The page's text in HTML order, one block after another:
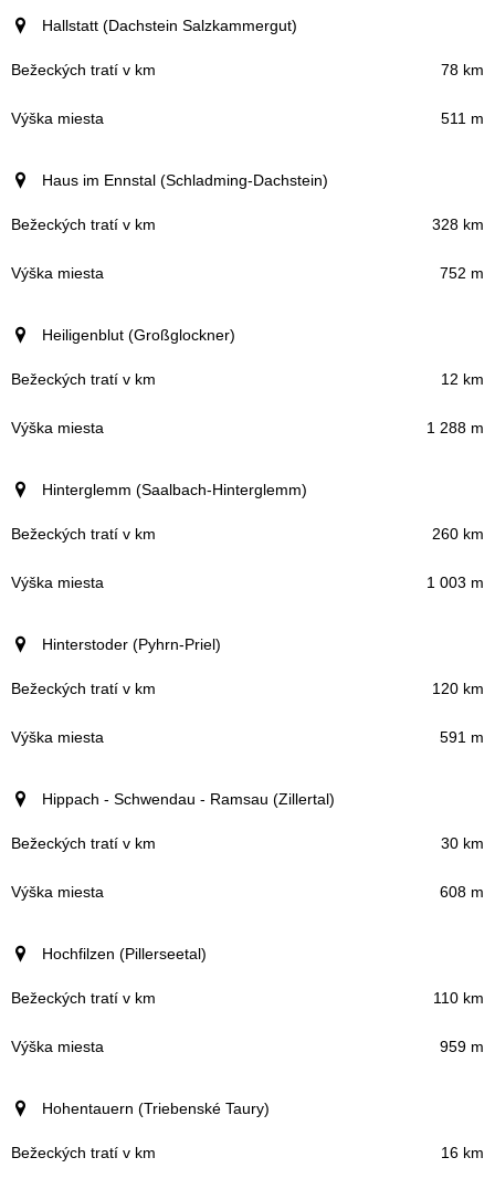
Hallstatt (Dachstein Salzkammergut)
78 km
511 m
Haus im Ennstal (Schladming-Dachstein)
328 km
752 m
Heiligenblut (Großglockner)
12 km
1 288 m
Hinterglemm (Saalbach-Hinterglemm)
260 km
1 003 m
Hinterstoder (Pyhrn-Priel)
120 km
591 m
Hippach - Schwendau - Ramsau (Zillertal)
30 km
608 m
Hochfilzen (Pillerseetal)
110 km
959 m
Hohentauern (Triebenské Taury)
16 km